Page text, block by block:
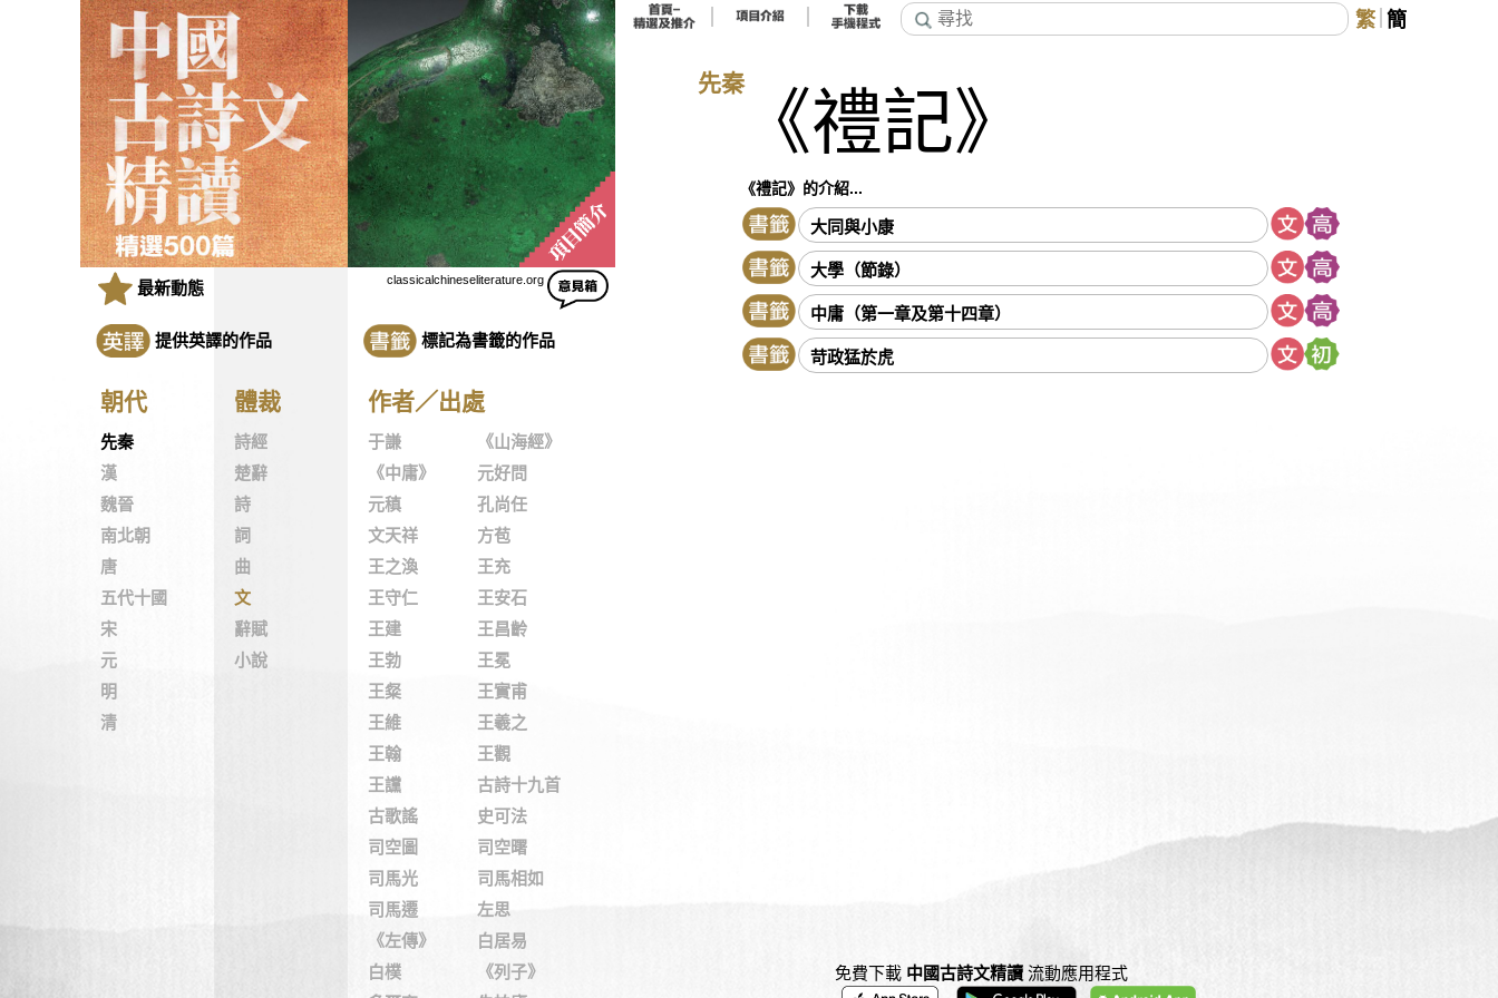
繁 簡
classicalchineseliterature.org
最新動態
提供英譯的作品 標記為書籤的作品
朝代
先秦
漢
魏晉
南北朝
唐
五代十國
宋
元
明
清
體裁
詩經
楚辭
詩
詞
曲
文
辭賦
小說
作者／出處
于謙
《山海經》
《中庸》
元好問
元稹
孔尚任
文天祥
方苞
王之渙
王充
王守仁
王安石
王建
王昌齡
王勃
王冕
王粲
王實甫
王維
王羲之
王翰
王觀
王讜
古詩十九首
古歌謠
史可法
司空圖
司空曙
司馬光
司馬相如
司馬遷
左思
《左傳》
白居易
白樸
《列子》
先秦 《禮記》
《禮記》的介紹...
大同與小康
大學（節錄）
中庸（第一章及第十四章）
苛政猛於虎
免費下載 中國古詩文精讀流動應用程式